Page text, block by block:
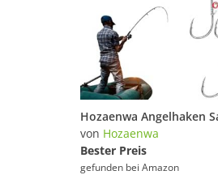
von Hozaenwa
Bester Preis
gefunden bei Amazon